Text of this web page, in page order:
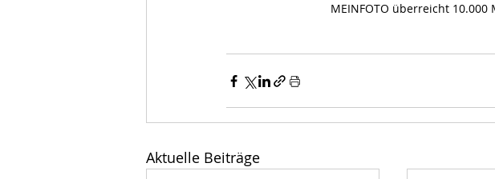
MEINFOTO überreicht
Aktuelle Beiträge